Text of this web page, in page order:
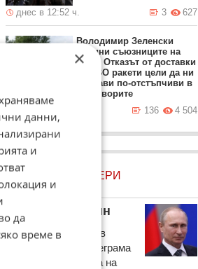
днес в 12:52 ч.
627
3
Володимир Зеленски
обвини съюзниците на
Киев: Отказът от доставки
на ПВО ракети цели да ни
направи по-отстъпчиви в
преговорите
4 504
136
ЛОВЦИ НА БИСЕРИ
Владимир Путин
Руският президент в
поздравителна телеграма
до държавния глава на
×
данни,
и
и
да
време в